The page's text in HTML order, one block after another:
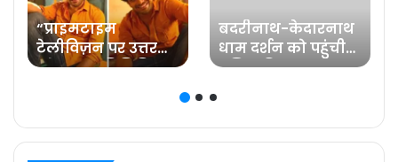
“प्राइमटाइम
टेलीविज़न पर उत्तर
प्रदेश का प्रतिनिधित्व
प्रविष्ट मिश्रा, कलर्स के
‘बरेली के बच्चन’ में
बदरीनाथ-केदारनाथ
धाम दर्शन को पहुंची
प्रसिद्ध फिल्म